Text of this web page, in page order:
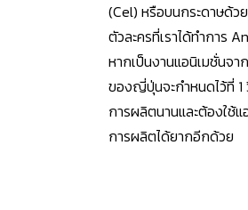
(Cel) หรือบนกระดาษด้ว
ตัวละครที่เราได้ทำการ A
หากเป็นงานแอนิเมชั่นจา
ของญี่ปุ่นจะกำหนดไว้ที่ 1
การผลิตนานและต้องใช้แ
การผลิตได้ยากอีกด้วย